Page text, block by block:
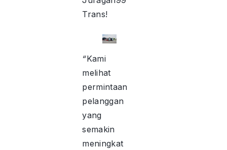
Trans!
“Kami
melihat
permintaan
pelanggan
yang
semakin
meningkat